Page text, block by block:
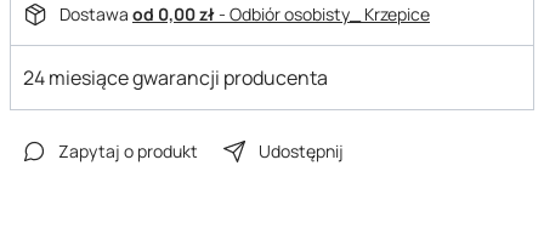
Dostawa od 0,00 zł- Odbiór osobisty_ Krzepice
24 miesiące gwarancji producenta
Zapytaj o produkt Udostępnij